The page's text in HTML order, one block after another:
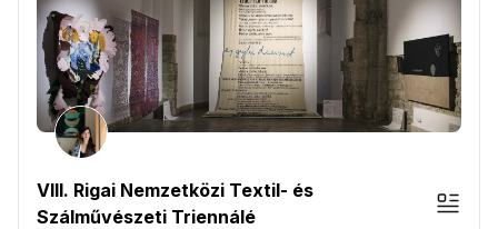
VIII. Rigai Nemzetközi Textil- és
Szálművészeti Triennálé